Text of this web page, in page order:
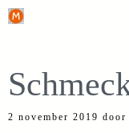
Ga
inhoud
2 november 2019 door